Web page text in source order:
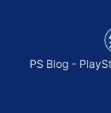
PS Blog -